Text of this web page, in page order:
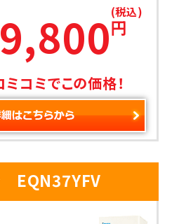
円
(税込)
コミでこの価格！
EQN37YFV